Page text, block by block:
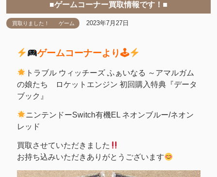
■ゲームコーナー買取情報です！■
買取りました！ ゲーム 2023年7月27日
ゲームコーナーより🕹
トラブル ウィッチーズ ふぁいなる ～アマルガム
の娘たち ロケットエンジン 初回購入特典『データ
ブック』
ニンテンドーSwitch有機EL ネオンブルー/ネオン
レッド
買取させていただきました
お持ち込みいただきありがとうございます